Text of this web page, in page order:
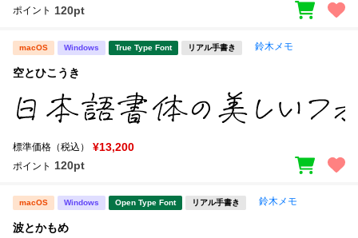
ポイント 120pt
macOS Windows True Type Font リアル手書き 鈴木メモ
空とひこうき
標準価格（税込） ¥13,200
ポイント 120pt
macOS Windows Open Type Font リアル手書き 鈴木メモ
波とかもめ